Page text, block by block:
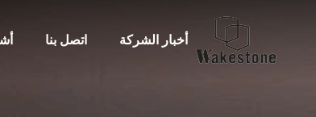
اتصل بنا أخبار الشركة